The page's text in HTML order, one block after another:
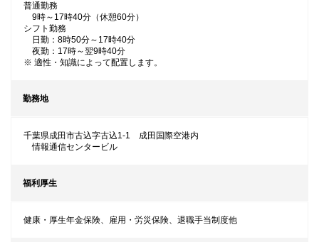
普通勤務
9時～17時40分（休憩60分）
シフト勤務
日勤：8時50分～17時40分
夜勤：17時～翌9時40分
※ 適性・知識によって配置します。
勤務地
千葉県成田市古込字古込1-1 成田国際空港内
情報通信センタービル
福利厚生
健康・厚生年金保険、雇用・労災保険、退職手当制度他